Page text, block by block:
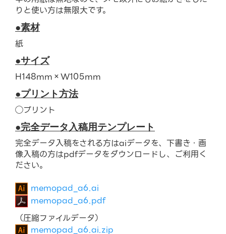
りと使い方は無限大です。
●素材
紙
●サイズ
H148mm×W105mm
●プリント方法
◯プリント
●完全データ入稿用テンプレート
完全データ入稿をされる方はaiデータを、下書き・画
像入稿の方はpdfデータをダウンロードし、ご利用く
ださい。
memopad_a6.ai
memopad_a6.pdf
（圧縮ファイルデータ）
memopad_a6.ai.zip